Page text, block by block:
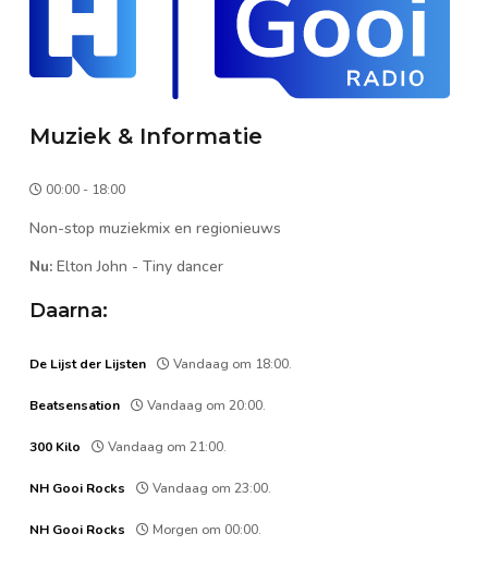
Muziek & Informatie
00:00 - 18:00
Non-stop muziekmix en regionieuws
Nu: Elton John - Tiny dancer
Daarna:
De Lijst der Lijsten Vandaag om 18:00.
Beatsensation Vandaag om 20:00.
300 Kilo Vandaag om 21:00.
NH Gooi Rocks Vandaag om 23:00.
NH Gooi Rocks Morgen om 00:00.